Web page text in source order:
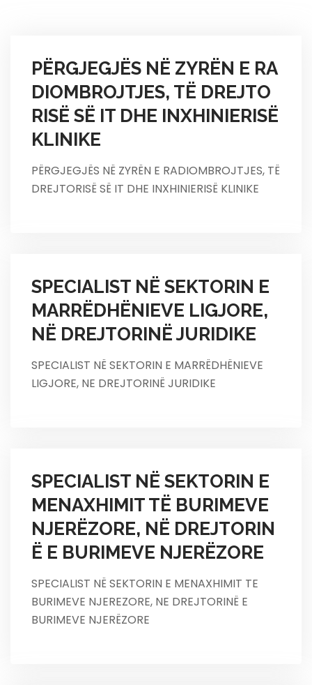
PËRGJEGJËS NË ZYRËN E RA
DIOMBROJTJES, TË DREJTO
RISË SË IT DHE INXHINIERISË
KLINIKE
PËRGJEGJËS NË ZYRËN E RADIOMBROJTJES, TË
DREJTORISË SË IT DHE INXHINIERISË KLINIKE
SPECIALIST NË SEKTORIN E
MARRËDHËNIEVE LIGJORE,
NË DREJTORINË JURIDIKE
SPECIALIST NË SEKTORIN E MARRËDHËNIEVE
LIGJORE, NE DREJTORINË JURIDIKE
SPECIALIST NË SEKTORIN E
MENAXHIMIT TË BURIMEVE
NJERËZORE, NË DREJTORIN
Ë E BURIMEVE NJERËZORE
SPECIALIST NË SEKTORIN E MENAXHIMIT TE
BURIMEVE NJEREZORE, NE DREJTORINË E
BURIMEVE NJERËZORE